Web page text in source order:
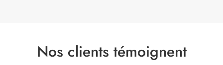
Nos clients témoignent